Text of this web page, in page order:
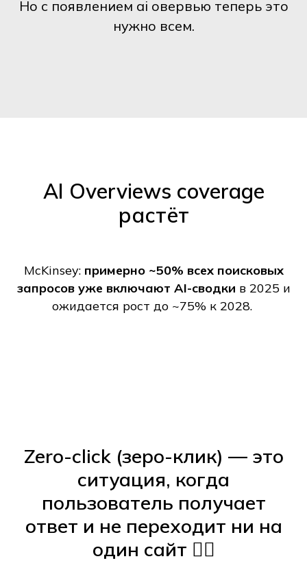
Но с появлением ai овервью теперь это
нужно всем.
AI Overviews coverage
растёт
McKinsey: примерно ~50% всех поисковых
запросов уже включают AI-сводки в 2025 и
ожидается рост до ~75% к 2028.
Zero-click (зеро-клик) — это
ситуация, когда
пользователь получает
ответ и не переходит ни на
один сайт 😶‍🌫️